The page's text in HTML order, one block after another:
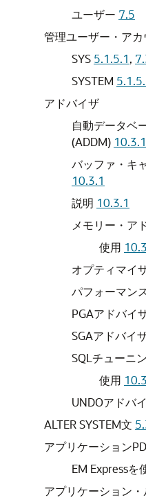
ユーザー 7.5
管理ユーザー・アカ
SYS 5.1.5.1,
SYSTEM
アドバイザ
自動データベ
(ADDM) 10.3.1
バッファ・キ
10.3.1
説明 10.3.1
メモリー・ア
使用
オプティマイ
パフォーマン
PGAアドバイ
SGAアドバイ
SQLチューニ
使用
UNDOアドバ
ALTER SYSTEM文
アプリケーション
EM Expressを
アプリケーション・